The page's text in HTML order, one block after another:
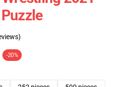
-20%